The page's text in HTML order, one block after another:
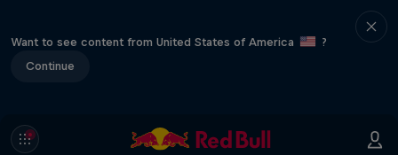
Want to see content from United States of America
?
Continue
Masters of Dirt – Freestyle